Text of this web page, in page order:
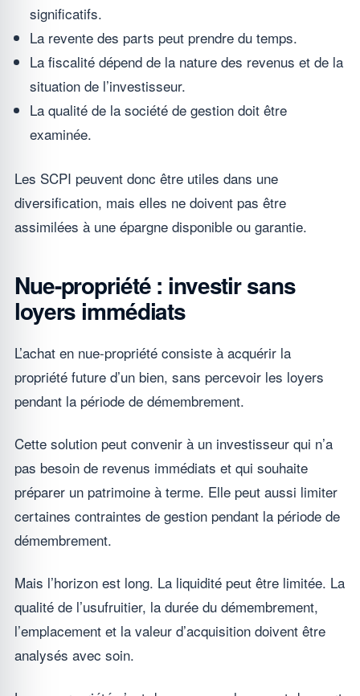
significatifs.
La revente des parts peut prendre du temps.
La fiscalité dépend de la nature des revenus et de la
situation de l’investisseur.
La qualité de la société de gestion doit être
examinée.
Les SCPI peuvent donc être utiles dans une
diversification, mais elles ne doivent pas être
assimilées à une épargne disponible ou garantie.
Nue-propriété : investir sans
loyers immédiats
L’achat en nue-propriété consiste à acquérir la
propriété future d’un bien, sans percevoir les loyers
pendant la période de démembrement.
Cette solution peut convenir à un investisseur qui n’a
pas besoin de revenus immédiats et qui souhaite
préparer un patrimoine à terme. Elle peut aussi limiter
certaines contraintes de gestion pendant la période de
démembrement.
Mais l’horizon est long. La liquidité peut être limitée. La
qualité de l’usufruitier, la durée du démembrement,
l’emplacement et la valeur d’acquisition doivent être
analysés avec soin.